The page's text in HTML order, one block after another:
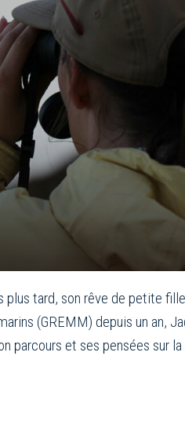
tard, son rêve de petite
(GREMM) depuis un an,
parcours et ses pensées sur